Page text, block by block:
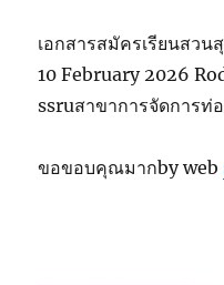
เอกสารสมัครเรียนสว
10 February 2026
ssruสาขาการจัดการท่
ขอขอบคุณมากby web